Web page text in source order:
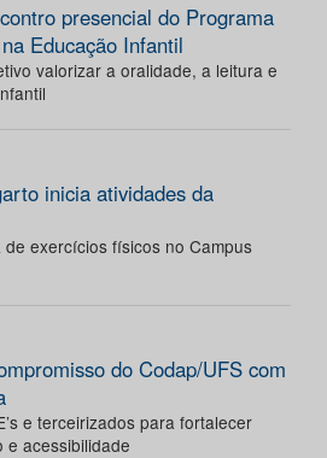
presencial do Programa
Educação Infantil
valorizar a oralidade, a leitura e
inicia atividades da
exercícios físicos no Campus
do Codap/UFS com
e terceirizados para fortalecer
e acessibilidade